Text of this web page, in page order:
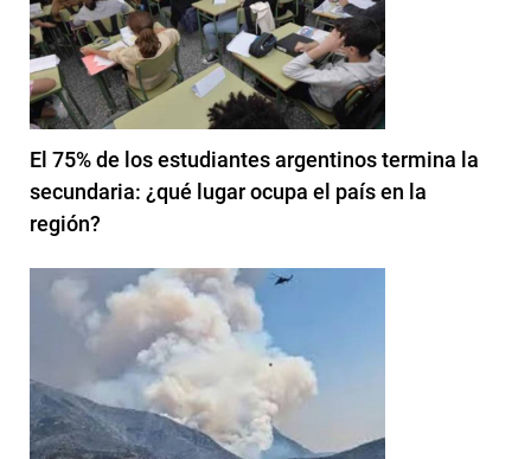
El 75% de los estudiantes argentinos termina la
secundaria: ¿qué lugar ocupa el país en la
región?